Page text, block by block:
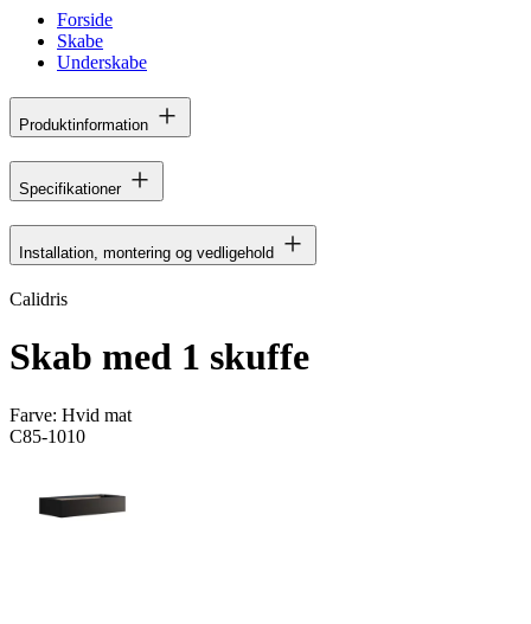
Forside
Skabe
Underskabe
Produktinformation
Specifikationer
Installation, montering og vedligehold
Calidris
Skab med 1 skuffe
Farve: Hvid mat
C85-1010